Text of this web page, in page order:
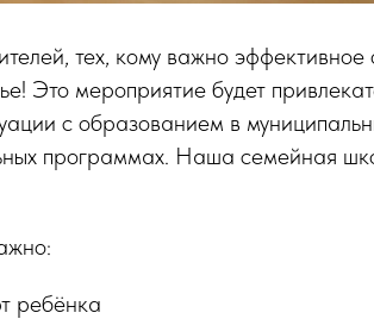
тех, кому важно
Это мероприятие будет
с образованием в
программах. Наша семейная
ребёнка